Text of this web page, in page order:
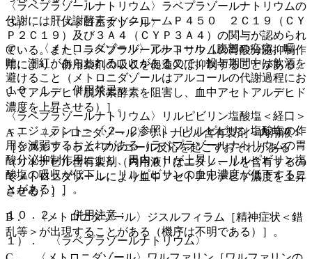
３）． 〈メトロニダゾール〉
@． 〈メトロニダゾール〉アルコール［腹部の疝痛、嘔
吐、潮紅があらわれることがあるので、投与期間中は飲酒を
避けること（メトロニダゾールはアルコールの代謝過程にお
いてアルデヒド脱水素酵素を阻害し、血中アセトアルデヒド
濃度を上昇させる）］。
A． 〈メトロニダゾール〉リトナビル含有製剤＜内用液＞
［ジスルフィラム−アルコール反応を起こすおそれがある
（リトナビル含有製剤（内用液）はエタノールを含有するの
でメトロニダゾールにより血中アセトアルデヒド濃度を上昇
させる）］。
B． 〈メトロニダゾール〉ジスルフィラム［精神症状＜錯
乱等＞が出現することがある（機序は不明である）］。
〈ラベプラゾールナトリウム〉ラベプラゾールナトリウムの
代謝には肝代謝酵素チトクロームＰ４５０ ２Ｃ１９（ＣＹ
Ｐ２Ｃ１９）及び３Ａ４（ＣＹＰ３Ａ４）の関与が認められ
ている。また、ラベプラゾールナトリウムの胃酸分泌抑制作
用により、併用薬剤の吸収を促進又は抑制することがある。
１０．１． 併用禁忌：
〈ラベプラゾールナトリウム〉リルピビリン塩酸塩＜経口＞
＜エジュラント＞〔２．２参照〕［リルピビリン塩酸塩の作
用を減弱するおそれがある（ラベプラゾールナトリウムの胃
酸分泌抑制作用により、胃内ｐＨが上昇し、リルピビリン塩
酸塩の吸収が低下し、リルピビリンの血中濃度が低下するこ
とがある）］。
１０．２． 併用注意：
１）． 〈ラベプラゾールナトリウム〉